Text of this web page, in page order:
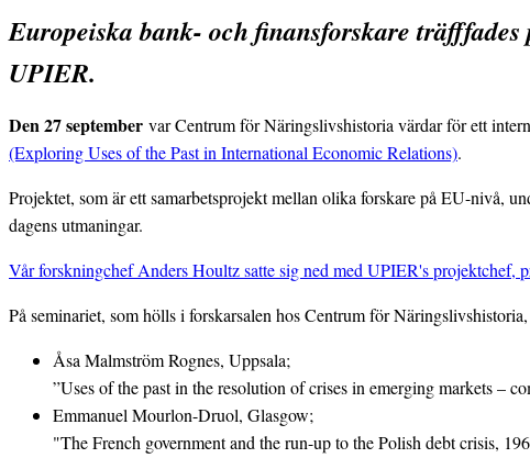
Europeiska bank- och finansforskare
UPIER.
Den 27 september var Centrum för Näringslivshistoria värdar för ett
(Exploring Uses of the Past in International Economic Relations).
Projektet, som är ett samarbetsprojekt mellan olika forskare på EU-nivå,
dagens utmaningar.
Vår forskningchef Anders Houltz satte sig ned med UPIER's projektchef,
På seminariet, som hölls i forskarsalen hos Centrum för
Åsa Malmström Rognes, Uppsala;
”Uses of the past in the resolution of crises in emerging markets –
Emmanuel Mourlon-Druol, Glasgow;
"The French government and the run-up to the Polish debt crisis,